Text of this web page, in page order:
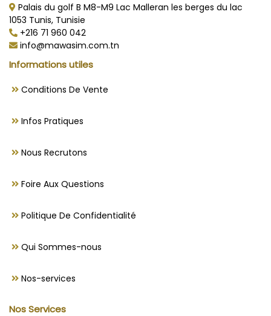
Palais du golf B M8-M9 Lac Malleran les berges du lac
1053 Tunis, Tunisie
+216 71 960 042
info@mawasim.com.tn
Informations utiles
Conditions De Vente
Infos Pratiques
Nous Recrutons
Foire Aux Questions
Politique De Confidentialité
Qui Sommes-nous
Nos-services
Nos Services